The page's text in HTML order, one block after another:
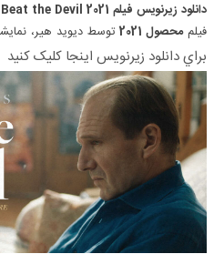
دانلود زیرنویس فیلم Beat the Devil 2021
فیلممحصول 2021 توسط دیوید هیر،
براي دانلود زيرنويس اينجا کليک کنيد